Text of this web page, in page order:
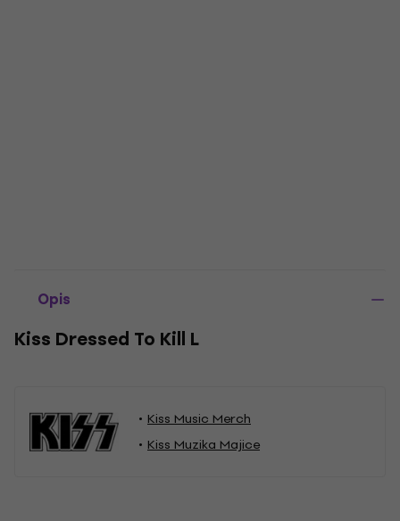
Opis
Kiss Dressed To Kill L
Kiss Music Merch
Kiss Muzika Majice